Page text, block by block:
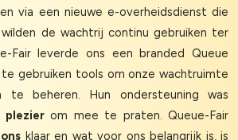
via een nieuwe e-overheidsdienst die
de wachtrij continu gebruiken ter
Fair leverde ons een branded Queue
te gebruiken tools om onze wachtruimte
beheren. Hun ondersteuning was
plezierom mee te praten. Queue-Fair
klaar en wat voor ons belangrijk is, is